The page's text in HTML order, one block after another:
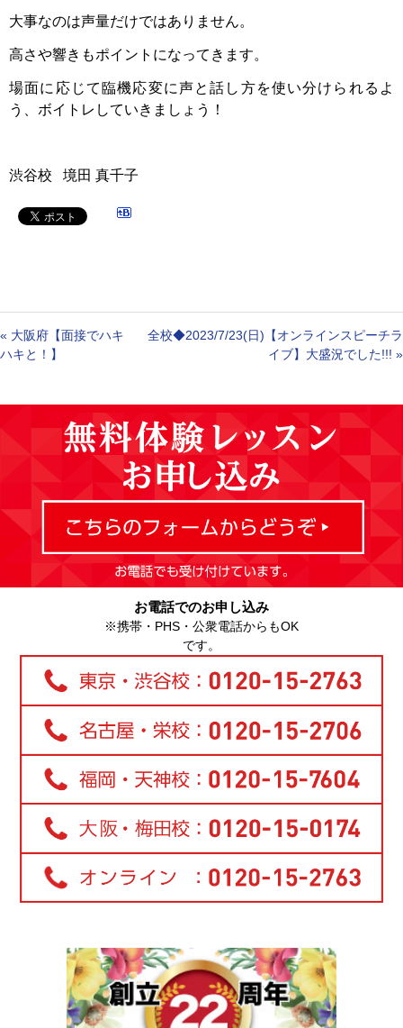
大事なのは声量だけではありません。
高さや響きもポイントになってきます。
場面に応じて臨機応変に声と話し方を使い分けられるよ
う、ボイトレしていきましょう！
渋谷校 境田 真千子
« 大阪府【面接でハキ
ハキと！】
全校◆2023/7/23(日)【オンラインスピーチラ
イブ】大盛況でした!!! »
お電話でのお申し込み
※携帯・PHS・公衆電話からもOK
です。